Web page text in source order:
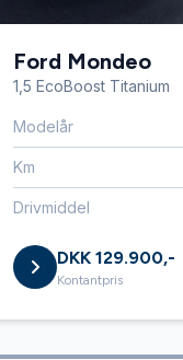
Sædevarme
USB tilslutning
Ford Mondeo
1,5 EcoBoost Titanium
Modelår
Km
Drivmiddel
DKK 129.900,-
Kontantpris